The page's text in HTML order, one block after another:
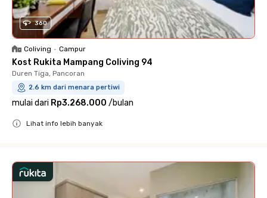
360
Coliving • Campur
Kost Rukita Mampang Coliving 94
Duren Tiga, Pancoran
2.6 km dari menara pertiwi
mulai dari Rp3.268.000 /bulan
Lihat info lebih banyak